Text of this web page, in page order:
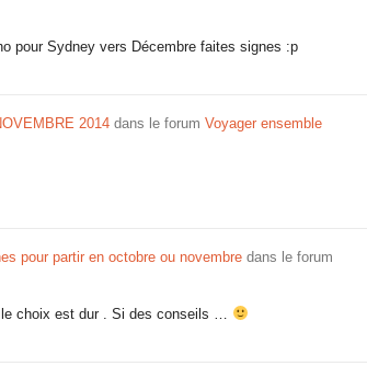
pour Sydney vers Décembre faites signes :p
2014 dans le forum Voyager ensemble
pour partir en octobre ou novembre dans le forum
choix est dur . Si des conseils …